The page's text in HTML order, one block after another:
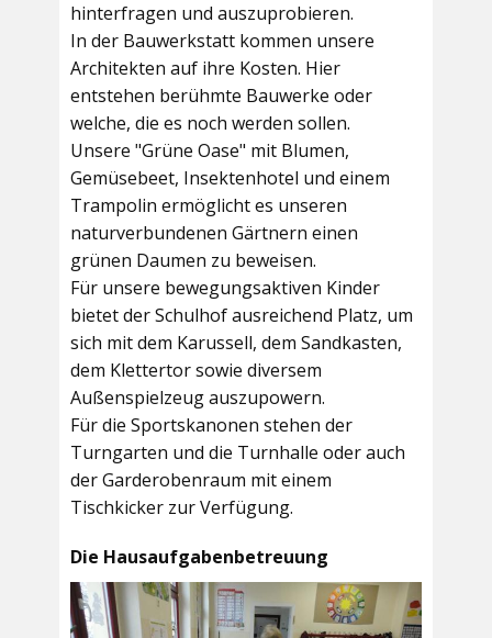
hinterfragen und auszuprobieren.
In der Bauwerkstatt kommen unsere
Architekten auf ihre Kosten. Hier
entstehen berühmte Bauwerke oder
welche, die es noch werden sollen.
Unsere "Grüne Oase" mit Blumen,
Gemüsebeet, Insektenhotel und einem
Trampolin ermöglicht es unseren
naturverbundenen Gärtnern einen
grünen Daumen zu beweisen.
Für unsere bewegungsaktiven Kinder
bietet derSchulhofausreichend Platz, um
sich mit dem Karussell, dem Sandkasten,
dem Klettertor sowie diversem
Außenspielzeug auszupowern.
Für die Sportskanonen stehen der
Turngarten und die Turnhalle oder auch
derGarderobenraum mit einem
Tischkicker zur Verfügung.
Die Hausaufgabenbetreuung